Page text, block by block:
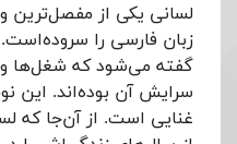
لسانی یکی از مفصل‌ترین
زبان فارسی را
گفته می‌شود که شغل‌ها
سرایش آن بوده‌اند. این
غنایی است. از آن‌جا که